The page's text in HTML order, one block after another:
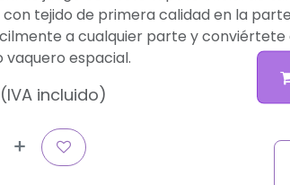
tejido de primera calidad en la
a cualquier parte y conviértete
espacial.
(IVA incluido)